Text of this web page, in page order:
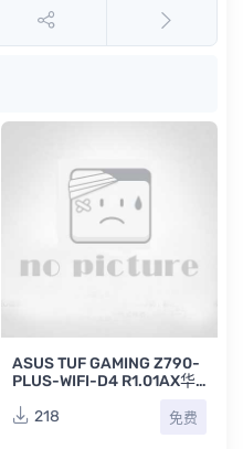
ASUS TUF GAMING Z790-
PLUS-WIFI-D4 R1.01AX华
下载218 免费